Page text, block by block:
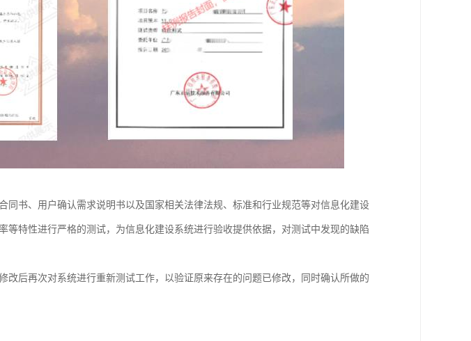
同书、用户确认需求说明书以及国家相关法律法规、标准和行业规范等对信息化建设
等特性进行严格的测试，为信息化建设系统进行验收提供依据，对测试中发现的缺陷
改后再次对系统进行重新测试工作，以验证原来存在的问题已修改，同时确认所做的